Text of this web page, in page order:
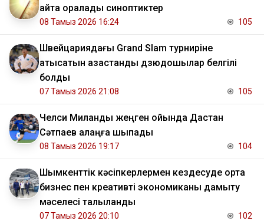
қайта оралады синоптиктер
08 Тамыз 2026 16:24 105
Швейцариядағы Grand Slam турниріне
қатысатын қазақстандық дзюдошылар белгілі
болды
07 Тамыз 2026 21:08 105
Челси Миланды жеңген ойында Дастан
Сәтпаев алаңға шықпады
08 Тамыз 2026 19:17 104
Шымкенттік кәсіпкерлермен кездесуде орта
бизнес пен креативті экономиканы дамыту
мәселесі талқыланды
07 Тамыз 2026 20:10 102